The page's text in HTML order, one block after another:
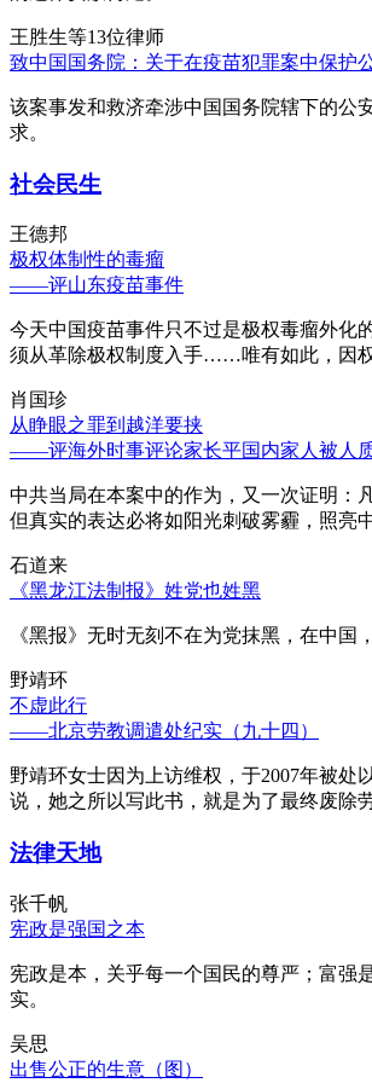
王胜生等13位律师
致中国国务院：关于在疫苗犯罪案中保护
该案事发和救济牵涉中国国务院辖下的公
求。
社会民生
王德邦
极权体制性的毒瘤
——评山东疫苗事件
今天中国疫苗事件只不过是极权毒瘤外化
须从革除极权制度入手……唯有如此，因
肖国珍
从睁眼之罪到越洋要挟
——评海外时事评论家长平国内家人被人
中共当局在本案中的作为，又一次证明：
但真实的表达必将如阳光刺破雾霾，照亮中
石道来
《黑龙江法制报》姓党也姓黑
《黑报》无时无刻不在为党抹黑，在中国
野靖环
不虚此行
——北京劳教调遣处纪实（九十四）
野靖环女士因为上访维权，于2007年被
说，她之所以写此书，就是为了最终废除
法律天地
张千帆
宪政是强国之本
宪政是本，关乎每一个国民的尊严；富强
实。
吴思
出售公正的生意（图）